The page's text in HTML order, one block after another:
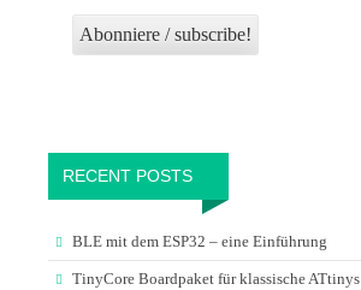
RECENT POSTS
BLE mit dem ESP32 – eine Einführung
TinyCore Boardpaket für klassische ATtinys